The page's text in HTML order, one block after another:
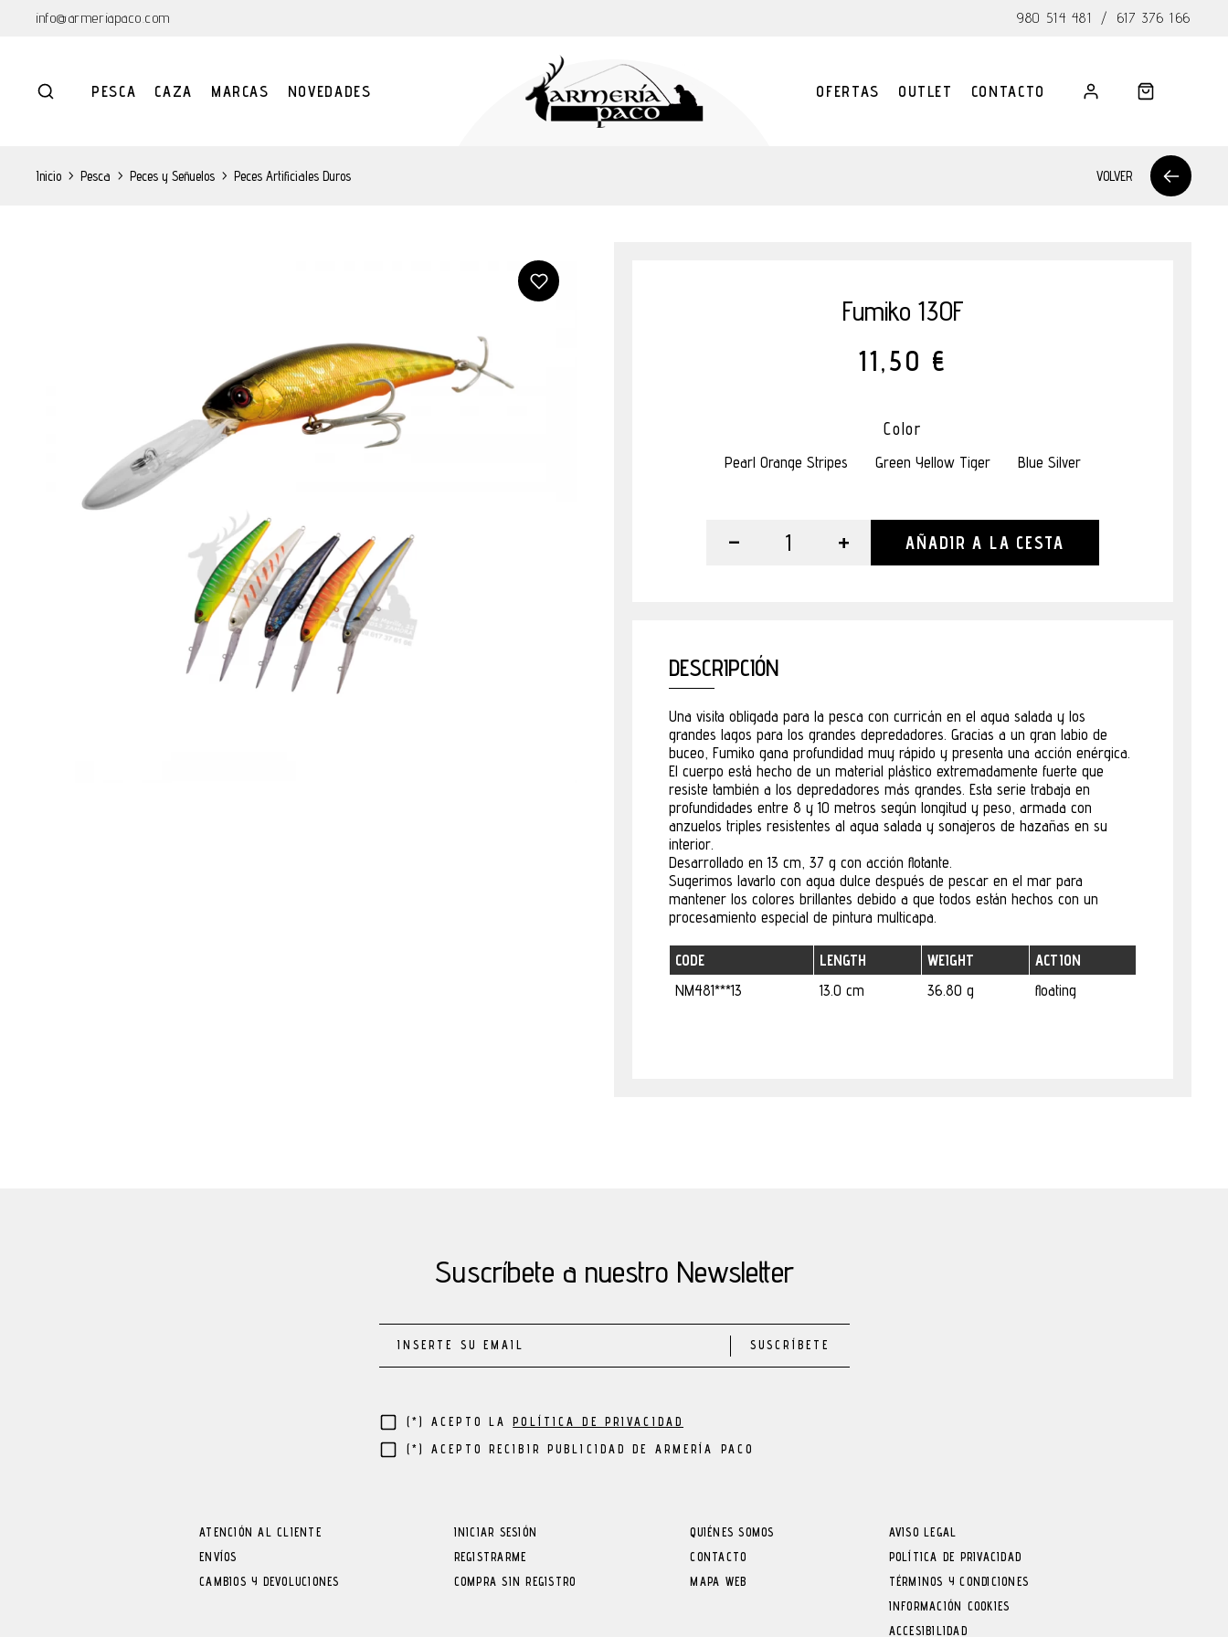
info@armeriapaco.com 980 514 481 / 617 376 166
PESCA CAZA MARCAS NOVEDADES OFERTAS OUTLET CONTACTO
Inicio > Pesca > Peces y Señuelos > Peces Artificiales Duros VOLVER
Fumiko 130F
11,50 €
Color
Pearl Orange Stripes Green Yellow Tiger Blue Silver
- 1 + AÑADIR A LA CESTA
DESCRIPCIÓN
Una visita obligada para la pesca con curricán en el agua salada y los
grandes lagos para los grandes depredadores. Gracias a un gran labio de
buceo, Fumiko gana profundidad muy rápido y presenta una acción enérgica.
El cuerpo está hecho de un material plástico extremadamente fuerte que
resiste también a los depredadores más grandes. Esta serie trabaja en
profundidades entre 8 y 10 metros según longitud y peso, armada con
anzuelos triples resistentes al agua salada y sonajeros de hazañas en su
interior.
Desarrollado en 13 cm, 37 g con acción flotante.
Sugerimos lavarlo con agua dulce después de pescar en el mar para
mantener los colores brillantes debido a que todos están hechos con un
procesamiento especial de pintura multicapa.
CODE LENGTH WEIGHT
ACTION
NM481***13
13.0 cm 36.80 g floating
Suscríbete a nuestro Newsletter
(*) ACEPTO LA
POLÍTICA DE PRIVACIDAD
(*) ACEPTO RECIBIR PUBLICIDAD DE ARMERÍA PACO
SUSCRÍBETE
ATENCIÓN AL CLIENTE
ENVÍOS
CAMBIOS Y DEVOLUCIONES
INICIAR SESIÓN
REGISTRARME
COMPRA SIN REGISTRO
QUIÉNES SOMOS
CONTACTO
MAPA WEB
AVISO LEGAL
POLÍTICA DE PRIVACIDAD
TÉRMINOS Y CONDICIONES
INFORMACIÓN COOKIES
ACCESIBILIDAD